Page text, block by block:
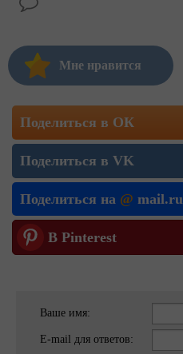
Мне нравится
Поделиться в ОК
Поделиться в VK
Поделиться на @ mail.ru
В Pinterest
Ваше имя:
E-mail для ответов: